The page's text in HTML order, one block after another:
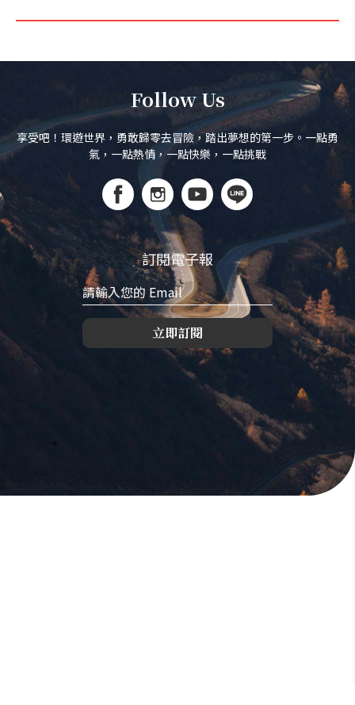
Follow Us
享受吧！環遊世界，勇敢歸零去冒險，踏出夢想的第一步。一點勇
氣，一點熱情，一點快樂，一點挑戰
訂閱電子報
立即訂閱